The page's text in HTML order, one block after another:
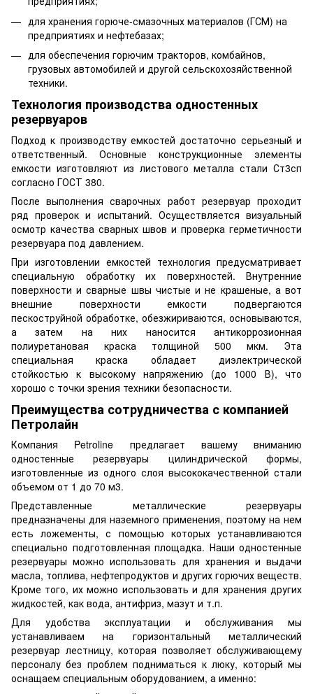
для хранения горюче-смазочных материалов (ГСМ) на
предприятиях и нефтебазах;
для обеспечения горючим тракторов, комбайнов,
грузовых автомобилей и другой сельскохозяйственной
техники.
Технология производства одностенных
резервуаров
Подход к производству емкостей достаточно серьезный и
ответственный. Основные конструкционные элементы
емкости изготовляют из листового металла стали Ст3сп
согласно ГОСТ 380.
После выполнения сварочных работ резервуар проходит
ряд проверок и испытаний. Осуществляется визуальный
осмотр качества сварных швов и проверка герметичности
резервуара под давлением.
При изготовлении емкостей технология предусматривает
специальную обработку их поверхностей. Внутренние
поверхности и сварные швы чистые и не крашеные, а вот
внешние поверхности емкости подвергаются
пескоструйной обработке, обезжириваются, основываются,
а затем на них наносится антикоррозионная
полиуретановая краска толщиной 500 мкм. Эта
специальная краска обладает диэлектрической
стойкостью к высокому напряжению (до 1000 В), что
хорошо с точки зрения техники безопасности.
Преимущества сотрудничества с компанией
Петролайн
Компания Petroline предлагает вашему вниманию
одностенные резервуары цилиндрической формы,
изготовленные из одного слоя высококачественной стали
объемом от 1 до 70 м3.
Представленные металлические резервуары
предназначены для наземного применения, поэтому на нем
есть ложементы, с помощью которых устанавливаются
специально подготовленная площадка. Наши одностенные
резервуары можно использовать для хранения и выдачи
масла, топлива, нефтепродуктов и других горючих веществ.
Кроме того, их можно использовать и для хранения других
жидкостей, как вода, антифриз, мазут и т.п.
Для удобства эксплуатации и обслуживания мы
устанавливаем на горизонтальный металлический
резервуар лестницу, которая позволяет обслуживающему
персоналу без проблем подниматься к люку, который мы
оснащаем специальным оборудованием, а именно: